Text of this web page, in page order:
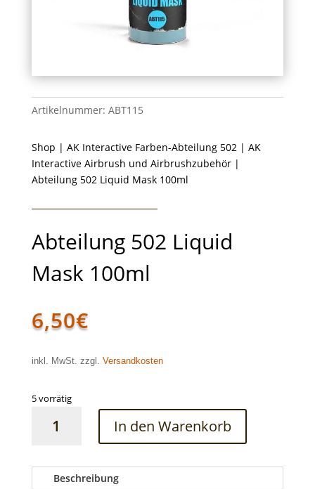
Artikelnummer: ABT115
Shop | AK Interactive Farben-Abteilung 502| AK
Interactive Airbrush und Airbrushzubehör|
Abteilung 502 Liquid Mask 100ml
Abteilung 502 Liquid
Mask 100ml
6,50€
inkl. MwSt. zzgl. Versandkosten
5 vorrätig
100ml
In den Warenkorb
Beschreibung